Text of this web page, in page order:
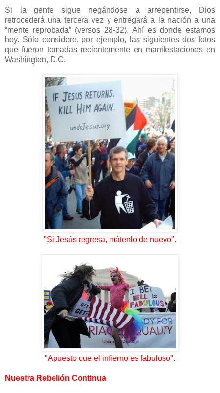
Si la gente sigue negándose a arrepentirse, Dios
retrocederá una tercera vez y entregará a la nación a una
“mente reprobada” (versos 28-32). Ahí es donde estamos
hoy. Sólo considere, por ejemplo, las siguientes dos fotos
que fueron tomadas recientemente en manifestaciones en
Washington, D.C.
"Si Jesús regresa, mátenlo de nuevo".
"Apuesto que el infierno es fabuloso".
Nuestra Rebelión Continua